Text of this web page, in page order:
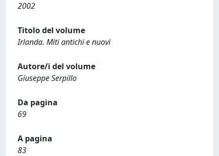
2002
Titolo del volume
Irlanda. Miti antichi e nuovi
Autore/i del volume
Giuseppe Serpillo
Da pagina
69
A pagina
83